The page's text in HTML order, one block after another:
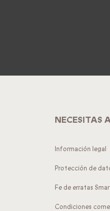
NECESITAS
Información legal
Protección de
Fe de erratas
Condiciones